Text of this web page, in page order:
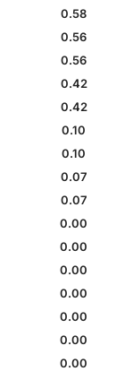
0.58
0.56
0.56
0.42
0.42
0.10
0.10
0.07
0.07
0.00
0.00
0.00
0.00
0.00
0.00
0.00